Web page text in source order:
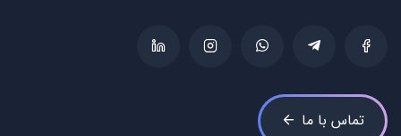
تماس با ما